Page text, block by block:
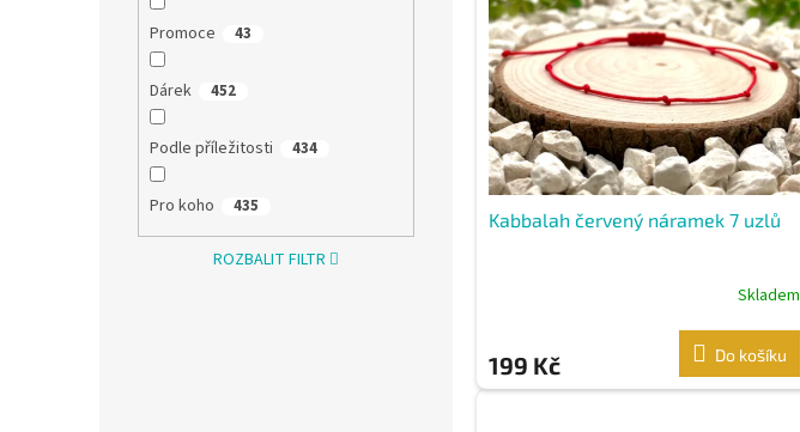
Promoce 43
Dárek 452
Podle příležitosti 434
Pro koho 435
ROZBALIT FILTR
p
Kabbalah červený náramek 7 uzlů
Skladem
199 Kč Do košíku